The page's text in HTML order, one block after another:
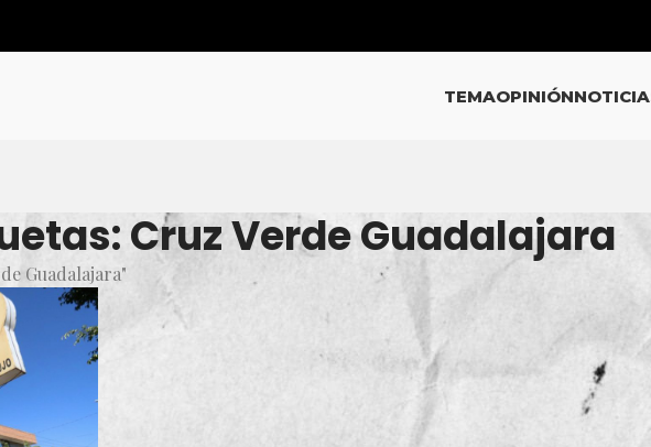
TEMAOPINIÓN
Cruz Verde Guadalajara
Guadalajara"